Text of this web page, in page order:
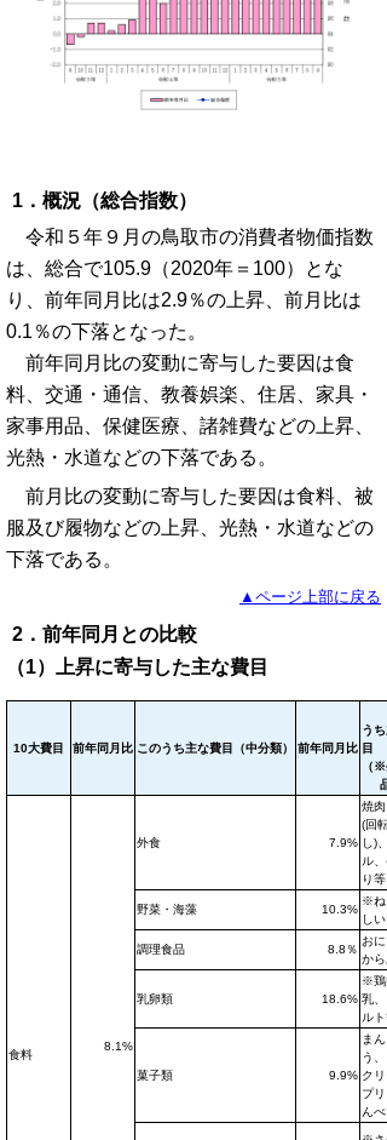
1．概況（総合指数）
令和５年９月の鳥取市の消費者物価指数
は、総合で105.9（2020年＝100）とな
り、前年同月比は2.9％の上昇、前月比は
0.1％の下落となった。
前年同月比の変動に寄与した要因は食
料、交通・通信、教養娯楽、住居、家具・
家事用品、保健医療、諸雑費などの上昇、
光熱・水道などの下落である。
前月比の変動に寄与した要因は食料、被
服及び履物などの上昇、光熱・水道などの
下落である。
▲ページ上部に戻る
2．前年同月との比較
（1）上昇に寄与した主な費目
10大費目 前年同月比 このうち主な費目（中分類） 前年同月比
うち
（※
食料
8.1%
外食 7.9%
焼肉
(回転
し)
ル、
り等
野菜・海藻 10.3%
※ね
しい
調理食品 8.8％
おに
から
乳卵類 18.6%
※鶏
乳、
ル
菓子類 9.9%
まん
う、
クリ
プリ
んべ